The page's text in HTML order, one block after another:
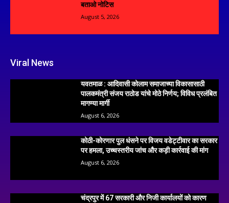
बताओ नोटिस
August 5, 2026
Viral News
यवतमाळ : आदिवासी कोलाम समाजाच्या विकासासाठी
पालकमंत्री संजय राठोड यांचे मोठे निर्णय; विविध प्रलंबित
मागण्या मार्गी
August 6, 2026
कोठी-कोरणार पुल धंसने पर विजय वडेट्टीवार का सरकार
पर हमला, उच्चस्तरीय जांच और कड़ी कार्रवाई की मांग
August 6, 2026
चंद्रपुर में 67 सरकारी और निजी कार्यालयों को कारण